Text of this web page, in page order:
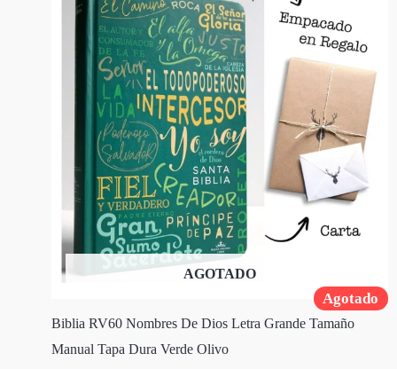
Agotado
AGOTADO
Biblia RV60 Nombres De Dios Letra Grande Tamaño
Manual Tapa Dura Verde Olivo